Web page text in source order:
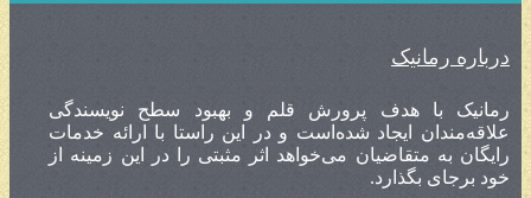
درباره رمانیک
رمانیک با هدف پرورش قلم و بهبود سطح نویسندگی
علاقه‌مندان ایجاد شده‌است و در این راستا با ارائه خدمات
رایگان به متقاضیان می‌خواهد اثر مثبتی را در این زمینه از
خود برجای بگذارد.